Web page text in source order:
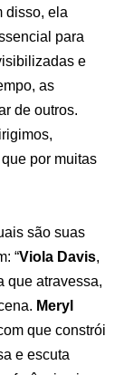
disso, ela
para
e
as
de outros.
por muitas
são suas
“Viola Davis,
que atravessa,
Meryl
que constrói
e escuta